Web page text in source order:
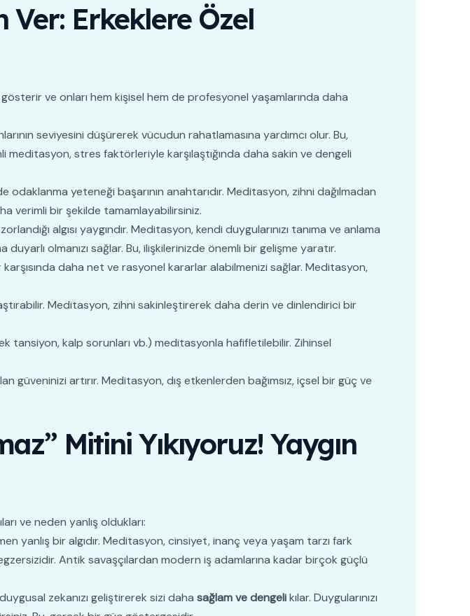
Ver: Erkeklere Özel
ve onları hem kişisel hem de profesyonel yaşamlarında daha
seviyesini düşürerek vücudun rahatlamasına yardımcı olur. Bu,
stres faktörleriyle karşılaştığında daha sakin ve dengeli
odaklanma yeteneği başarının anahtarıdır. Meditasyon, zihni dağılmadan
verimli bir şekilde tamamlayabilirsiniz.
algısı yaygındır. Meditasyon, kendi duygularınızı tanıma ve anlama
olmanızı sağlar. Bu, ilişkilerinizde önemli bir gelişme yaratır.
karşısında daha net ve rasyonel kararlar alabilmenizi sağlar. Meditasyon,
Meditasyon, zihni sakinleştirerek daha derin ve dinlendirici bir
tansiyon, kalp sorunları vb.) meditasyonla hafifletilebilir. Zihinsel
güveninizi artırır. Meditasyon, dış etkenlerden bağımsız, içsel bir güç ve
Mitini Yıkıyoruz! Yaygın
ve neden yanlış oldukları:
yanlış bir algıdır. Meditasyon, cinsiyet, inanç veya yaşam tarzı fark
Antik savaşçılardan modern iş adamlarına kadar birçok güçlü
zekanızı geliştirerek sizi daha sağlam ve dengelikılar. Duygularınızı